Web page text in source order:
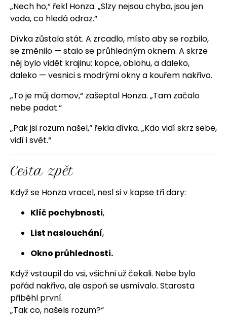
„Nech ho,“ řekl Honza. „Slzy nejsou chyba, jsou jen
voda, co hledá odraz.“
Dívka zůstala stát. A zrcadlo, místo aby se rozbilo,
se změnilo — stalo se průhledným oknem. A skrze
něj bylo vidět krajinu: kopce, oblohu, a daleko,
daleko — vesnici s modrými okny a kouřem nakřivo.
„To je můj domov,“ zašeptal Honza. „Tam začalo
nebe padat.“
„Pak jsi rozum našel,“ řekla dívka. „Kdo vidí skrz sebe,
vidí i svět.“
Cesta zpět
Když se Honza vracel, nesl si v kapse tři dary:
Klíč pochybnosti,
List naslouchání,
Okno průhlednosti.
Když vstoupil do vsi, všichni už čekali. Nebe bylo
pořád nakřivo, ale aspoň se usmívalo. Starosta
přiběhl první.
„Tak co, našels rozum?“